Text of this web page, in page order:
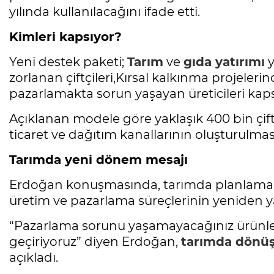
yılında kullanılacağını ifade etti.
Kimleri kapsıyor?
Yeni destek paketi; Tarım ve gıda yatırımı
zorlanan çiftçileri,Kırsal kalkınma
pazarlamakta sorun yaşayan üreticileri
Açıklanan modele göre yaklaşık 400 bin
ticaret ve dağıtım kanallarının
Tarımda yeni dönem mesajı
Erdoğan konuşmasında, tarımda
üretim ve pazarlama süreçlerinin yeniden
“Pazarlama sorunu yaşamayacağınız
geçiriyoruz” diyen Erdoğan, tarımda
açıkladı.